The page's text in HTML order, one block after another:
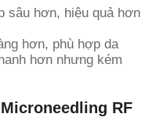
sâu hơn, hiệu quả hơn
hơn, phù hợp da
hơn nhưng kém
RF